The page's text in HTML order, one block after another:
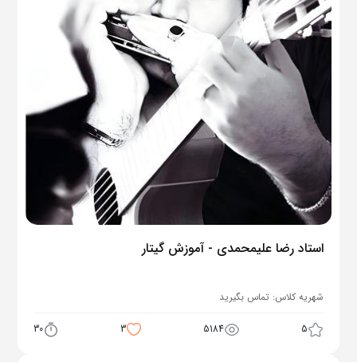
استاد رضا علیمحمدی - آموزش گیتار
شهریه کلاس: تماس بگیرید
5
5184
3
30